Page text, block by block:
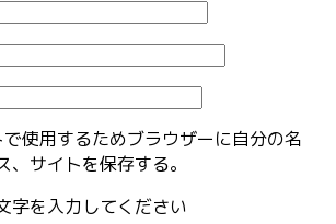
使用するためブラウザーに自分の名
サイトを保存する。
字を入力してください